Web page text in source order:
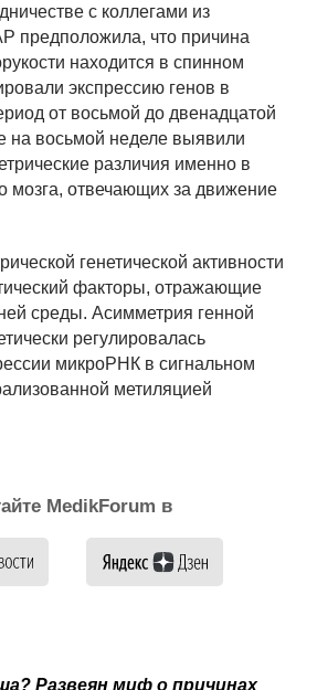
с коллегами из
предположила, что причина
находится в спинном
экспрессию генов в
от восьмой до двенадцатой
на восьмой неделе выявили
различия именно в
мозга, отвечающих за движение
генетической активности
факторы, отражающие
среды. Асимметрия генной
регулировалась
микроРНК в сигнальном
метиляцией
MedikForum в
Развеян миф о причинах